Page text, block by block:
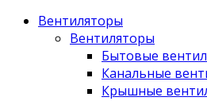
Вентиляторы
Вентиляторы
Бытовые
Канальные
Крышные